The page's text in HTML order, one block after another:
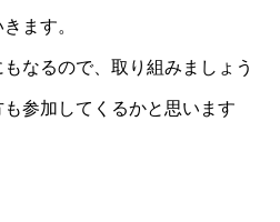
ます。
なるので、取り組みましょう
参加してくるかと思います